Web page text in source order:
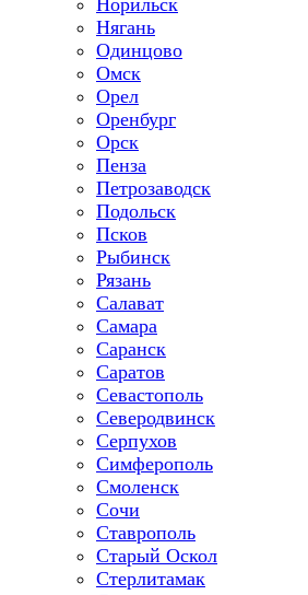
Норильск
Нягань
Одинцово
Омск
Орел
Оренбург
Орск
Пенза
Петрозаводск
Подольск
Псков
Рыбинск
Рязань
Салават
Самара
Саранск
Саратов
Севастополь
Северодвинск
Серпухов
Симферополь
Смоленск
Сочи
Ставрополь
Старый Оскол
Стерлитамак